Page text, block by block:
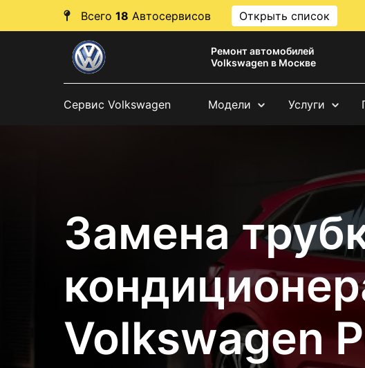
Всего 18 Автосервисов Открыть список
Ремонт автомобилей
Volkswagen в Москве
Сервис Volkswagen Модели Услуги
Замена
Volkswagen